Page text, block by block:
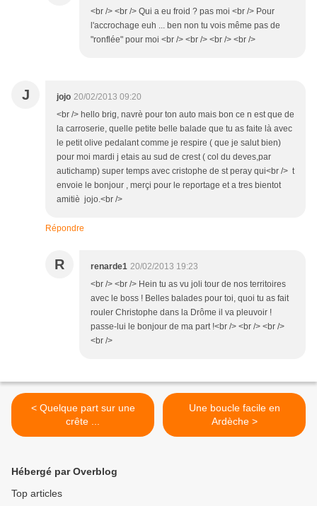
<br /> <br /> Qui a eu froid ? pas moi <br /> Pour
l'accrochage euh ... ben non tu vois même pas de
"ronflée" pour moi <br /> <br /> <br /> <br />
J jojo 20/02/2013 09:20
<br /> hello brig, navrè pour ton auto mais bon ce n est que de
la carroserie, quelle petite belle balade que tu as faite là avec
le petit olive pedalant comme je respire ( que je salut bien)
pour moi mardi j etais au sud de crest ( col du deves,par
autichamp) super temps avec cristophe de st peray qui<br /> t
envoie le bonjour , merçi pour le reportage et a tres bientot
amitiè jojo.<br />
Répondre
R renarde1 20/02/2013 19:23
<br /> <br /> Hein tu as vu joli tour de nos territoires
avec le boss ! Belles balades pour toi, quoi tu as fait
rouler Christophe dans la Drôme il va pleuvoir !
passe-lui le bonjour de ma part !<br /> <br /> <br />
<br />
< Quelque part sur une
crête ...
Une boucle facile en
Ardèche >
Hébergé par Overblog
Top articles